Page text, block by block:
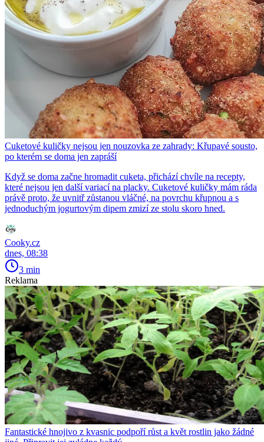
Cuketové kuličky nejsou jen nouzovka ze zahrady: Křupavé sousto,
po kterém se doma jen zapráší
Když se doma začne hromadit cuketa, přichází chvíle na recepty,
které nejsou jen další variací na placky. Cuketové kuličky mám ráda
právě proto, že uvnitř zůstanou vláčné, na povrchu křupnou a s
jednoduchým jogurtovým dipem zmizí ze stolu skoro hned.
Cooky.cz
dnes, 08:38
3 min
Reklama
Fantastické hnojivo z kvasnic podpoří růst a květ rostlin jako žádné